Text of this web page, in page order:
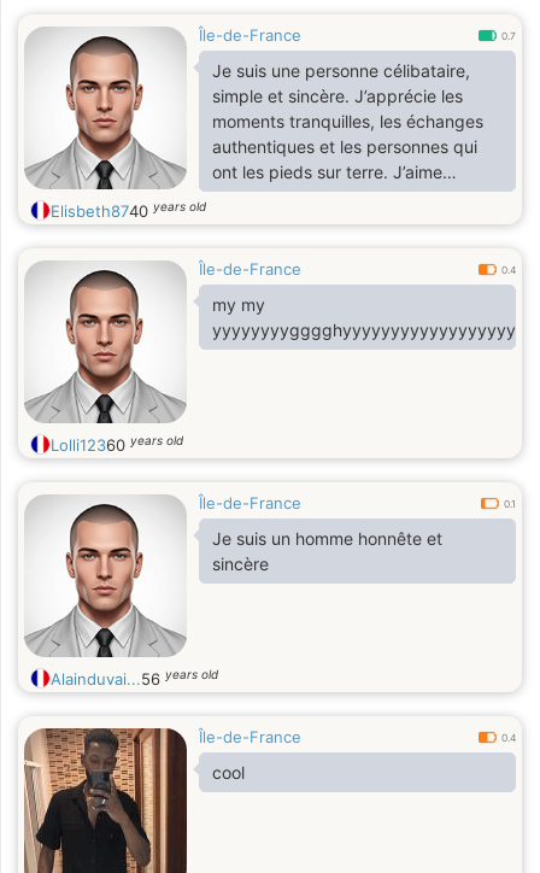
Île-de-France 0.7
Je suis une personne célibataire,
simple et sincère. J’apprécie les
moments tranquilles, les échanges
authentiques et les personnes qui
ont les pieds sur terre. J’aime
profiter de la vie, passer du temps
avec mes proches et découvrir de
avant tout une relation sérieuse
basée sur la confiance, le respect et
la complicité.
Elisbeth8740 years old
Île-de-France 0.4
my my
yyyyyyyygggghyyyyyyyyyyyyyyyyyyyy
Lolli12360 years old
Île-de-France 0.1
Je suis un homme honnête et
sincère
Alainduvai...56 years old
Île-de-France 0.4
cool